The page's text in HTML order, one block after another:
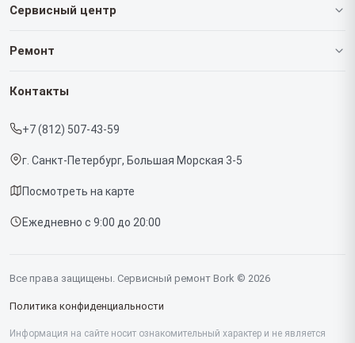
Сервисный центр
О нашем сервисе
Срочный ремонт
Доставка и способы оплаты
Диагностика
Контакты
Ремонт
Роботов-пылесосов
Винных шкафов
Миксеров
Контакты
+7 (812) 507-43-59
г. Санкт-Петербург, Большая Морская 3-5
Посмотреть на карте
Ежедневно с 9:00 до 20:00
Все права защищены. Сервисный ремонт Bork © 2026
Политика конфиденциальности
Информация на сайте носит ознакомительный характер и не является